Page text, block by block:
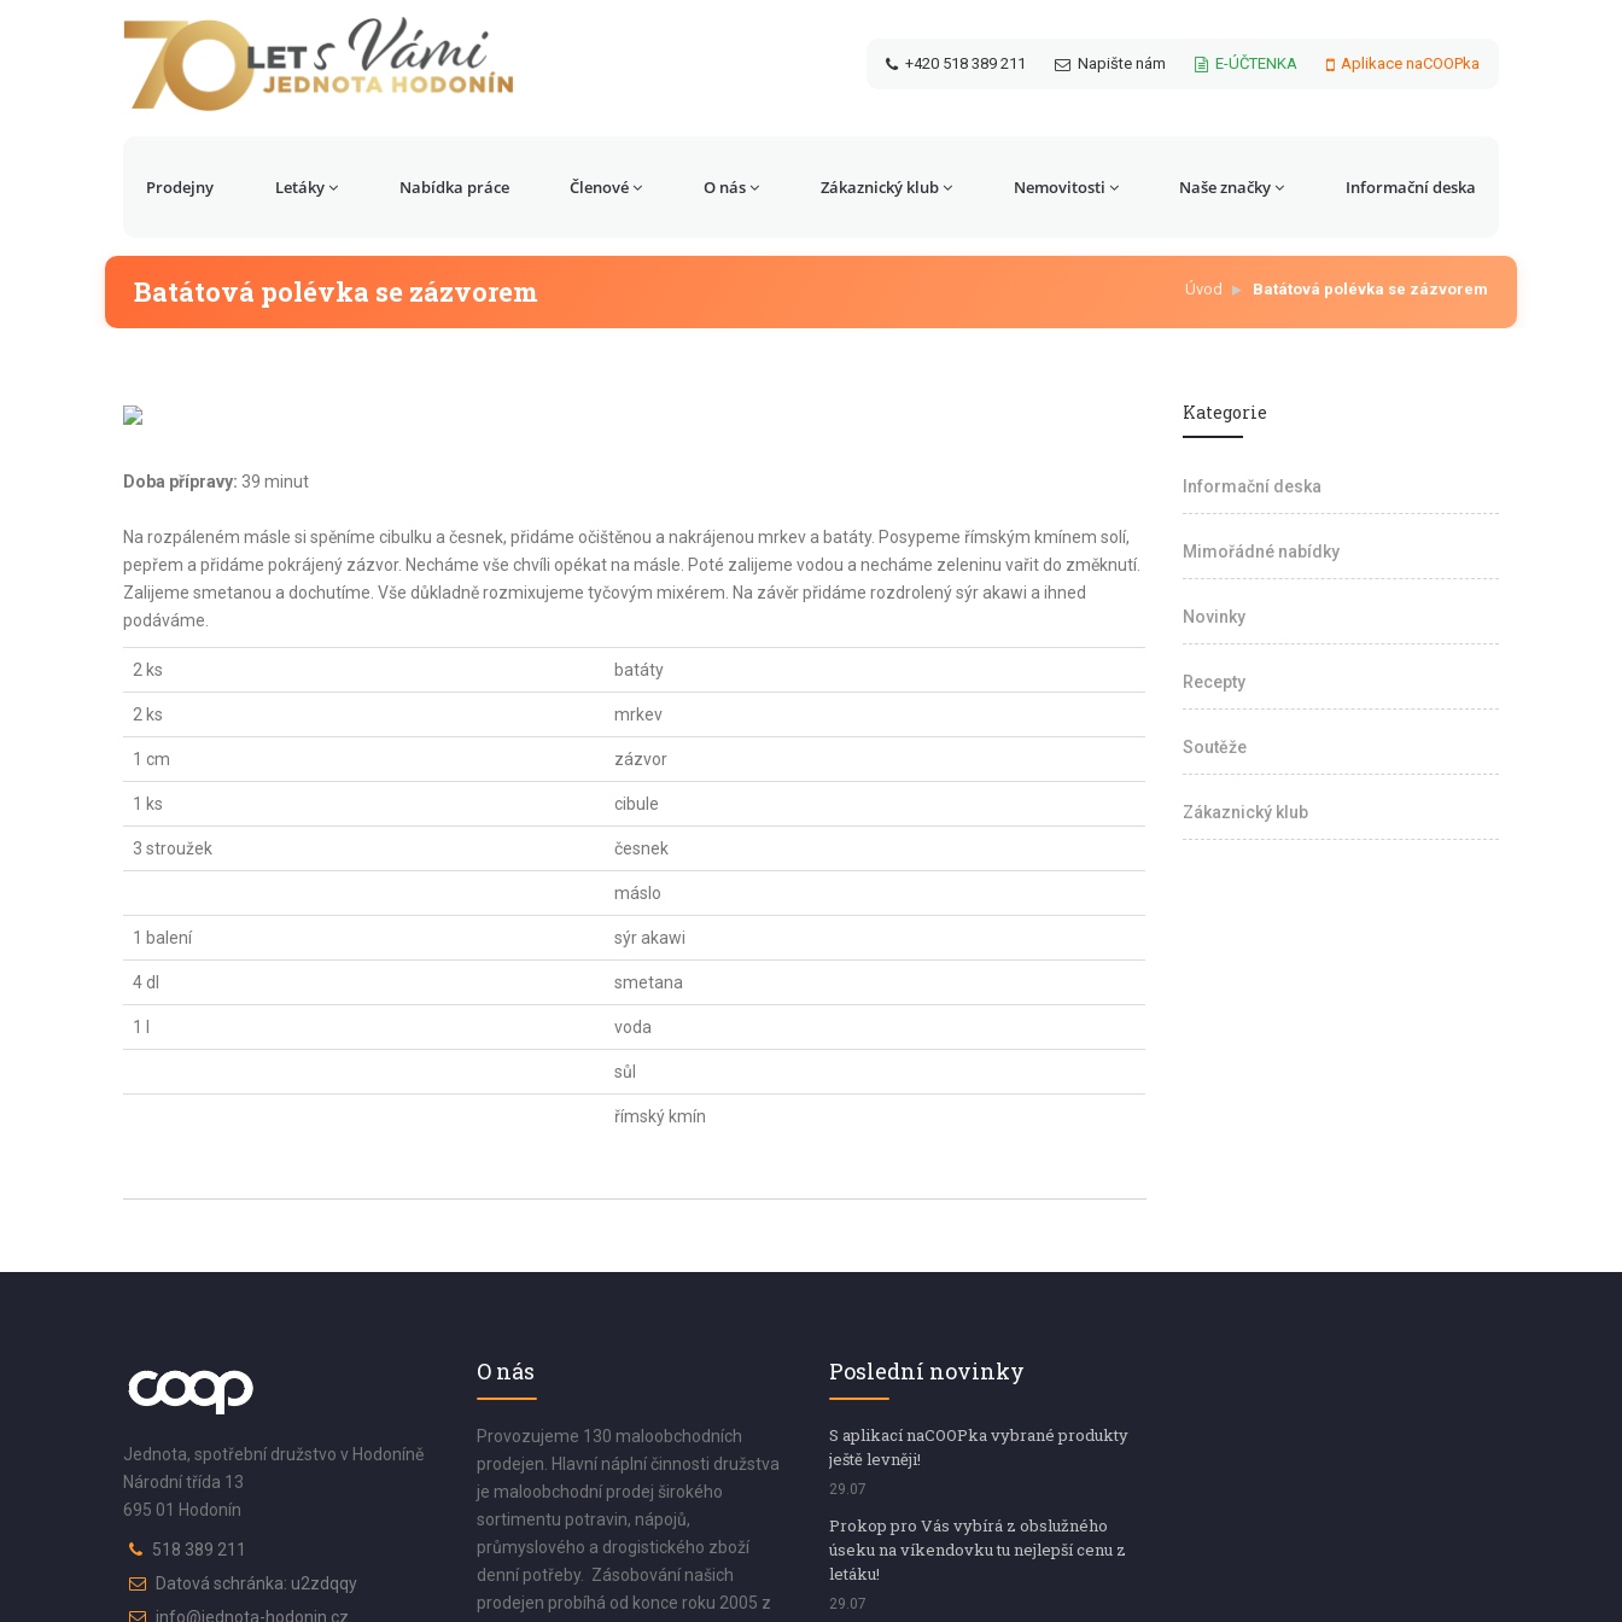
+420 518 389 211 Napište nám E-ÚČTENKA Aplikace naCOOPka
Prodejny Letáky Nabídka práce Členové O nás Zákaznický klub Nemovitosti Naše značky Informační deska
Batátová polévka se zázvorem Úvod Batátová polévka se zázvorem
Doba přípravy: 39 minut
Na rozpáleném másle si spěníme cibulku a česnek, přidáme očištěnou a nakrájenou mrkev a batáty. Posypeme římským kmínem solí,
pepřem a přidáme pokrájený zázvor. Necháme vše chvíli opékat na másle. Poté zalijeme vodou a necháme zeleninu vařit do změknutí.
Zalijeme smetanou a dochutíme. Vše důkladně rozmixujeme tyčovým mixérem. Na závěr přidáme rozdrolený sýr akawi a ihned
podáváme.
2 ks batáty
2 ks mrkev
1 cm zázvor
1 ks cibule
3 stroužek česnek
máslo
1 balení sýr akawi
4 dl smetana
1 l voda
sůl
římský kmín
Kategorie
Informační deska
Mimořádné nabídky
Novinky
Recepty
Soutěže
Zákaznický klub
Jednota, spotřební družstvo v Hodoníně
Národní třída 13
695 01 Hodonín
518 389 211
Datová schránka: u2zdqqy
info@jednota-hodonin.cz
O nás
Provozujeme 130 maloobchodních
prodejen. Hlavní náplní činnosti družstva
je maloobchodní prodej širokého
sortimentu potravin, nápojů,
průmyslového a drogistického zboží
denní potřeby. Zásobování našich
prodejen probíhá od konce roku 2005 z
Poslední novinky
S aplikací naCOOPka vybrané produkty
ještě levněji!
29.07
Prokop pro Vás vybírá z obslužného
úseku na víkendovku tu nejlepší cenu z
letáku!
29.07